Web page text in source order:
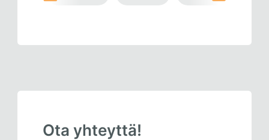
Ota yhteyttä!